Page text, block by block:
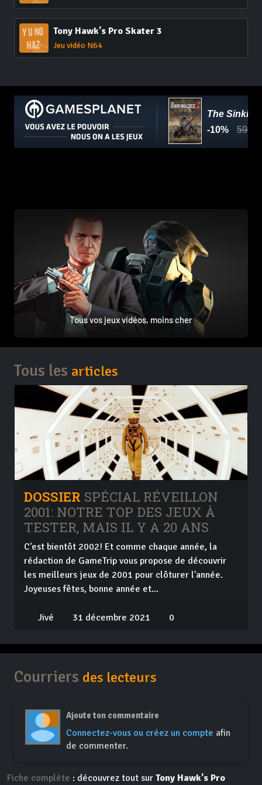
Tony Hawk's Pro Skater 3
Jeu vidéo N64
Tous vos jeux vidéos, moins cher
Tous les articles
DOSSIER SPÉCIAL RÉVEILLON
2001: NOTRE TOP DES JEUX À
TESTER, MAIS IL Y A 20 ANS
C'est bientôt 2002! Et comme chaque année, la
rédaction de GameTrip vous propose de découvrir
les meilleurs jeux de 2001 pour clôturer l'année.
Joyeuses fêtes, bonne année et...
Jivé 31 décembre 2021 0
Courriers des lecteurs
Ajoute ton commentaire
Connectez-vous ou créez un compte afin
de commenter.
Fiche complète : découvrez tout sur Tony Hawk's Pro